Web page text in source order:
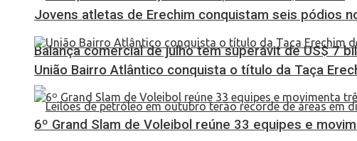
Balança comercial de julho tem superávit de US$ 7
Jovens atletas de Erechim conquistam seis pódios
União Bairro Atlântico conquista o título da Taça
6º Grand Slam de Voleibol reúne 33 equipes e